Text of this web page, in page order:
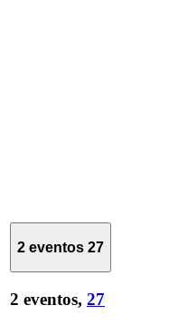
2 eventos 27
2 eventos, 27